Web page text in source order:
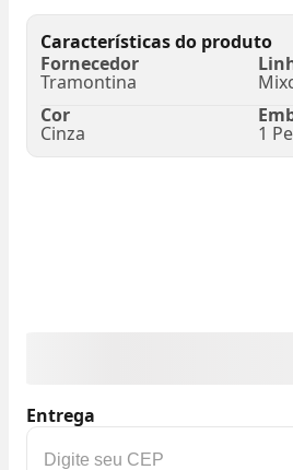
Características do produto
Fornecedor
Tramontina
Cor
Cinza 1
Entrega